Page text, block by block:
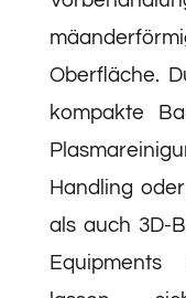
Oberfläche.
kompakte
Handling
als auch 3D-
Equipments